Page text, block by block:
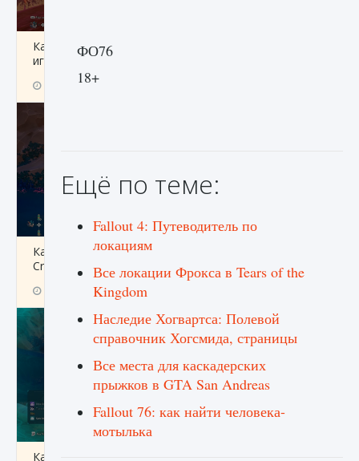
Как приручить существ джунглей Нари в
игре Creatures of Ava
9 августа 2024
Как разблокировать заклинание Крист в
Creatures of Ava
9 августа 2024
Как приручить существ из степей Тамура в
ФО76
18+
Ещё по теме:
Fallout 4: Путеводитель по
локациям
Все локации Фрокса в Tears of the
Kingdom
Наследие Хогвартса: Полевой
справочник Хогсмида, страницы
Все места для каскадерских
прыжков в GTA San Andreas
Fallout 76: как найти человека-
мотылька